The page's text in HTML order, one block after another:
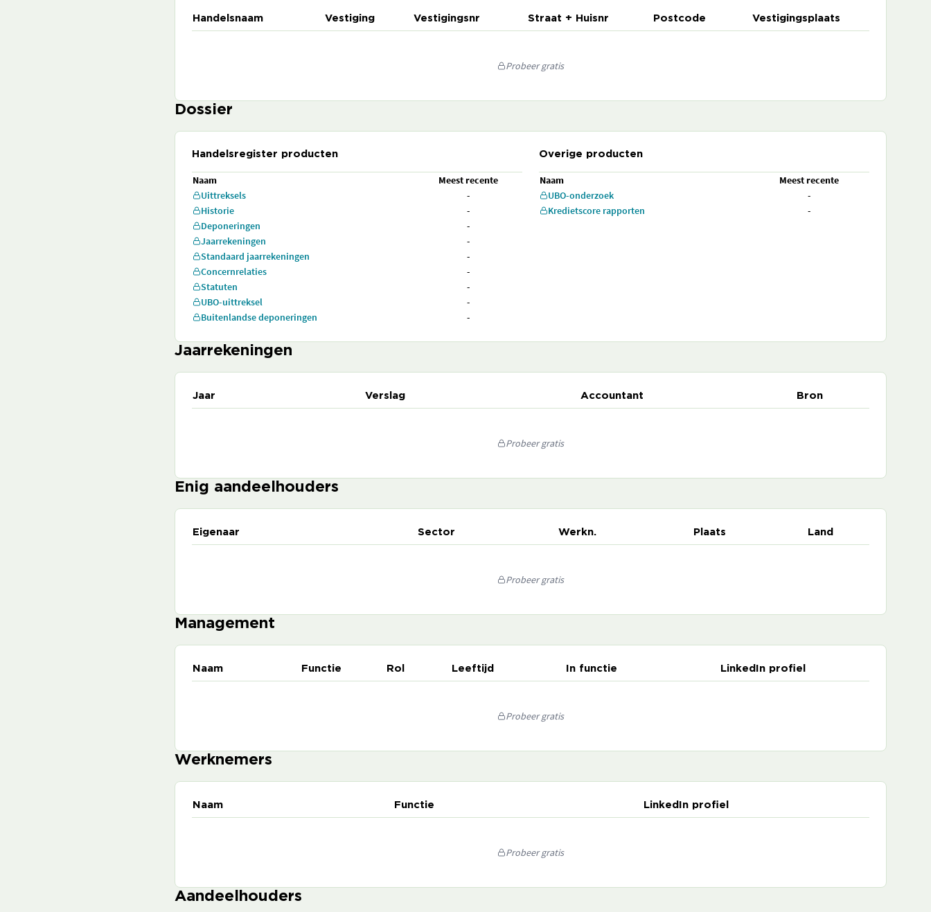
Handelsnaam Vestiging Vestigingsnr Straat + Huisnr Postcode Vestigingsplaats
Probeer gratis
Dossier
Handelsregister producten
Naam
Meest recente
Uittreksels
-
Historie
-
Deponeringen
-
Jaarrekeningen
-
Standaard jaarrekeningen
-
Concernrelaties
-
Statuten
-
UBO-uittreksel
-
Buitenlandse deponeringen
-
Overige producten
Naam
Meest recente
UBO-onderzoek
-
Kredietscore rapporten
-
Jaarrekeningen
Jaar Verslag Accountant Bron
Probeer gratis
Enig aandeelhouders
Eigenaar Sector Werkn. Plaats Land
Probeer gratis
Management
Naam Functie Rol Leeftijd In functie LinkedIn profiel
Probeer gratis
Werknemers
Naam Functie LinkedIn profiel
Probeer gratis
Aandeelhouders